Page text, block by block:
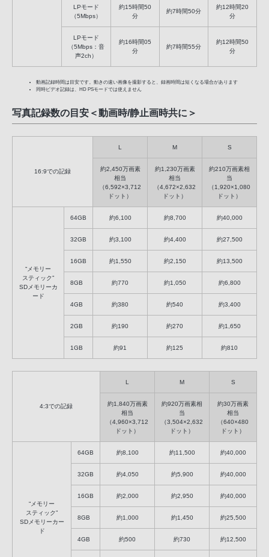
LPモード
（5Mbps）
約15時間50
分
約7時間50分
約12時間20
分
LPモード
（5Mbps：音
声2ch）
約16時間05
分
約7時間55分
約12時間50
分
動画記録時間は目安です。動きの速い画像を撮影すると、録画時間は短くなる場合があります
同時ビデオ記録は、HD PSモードでは使えません
写真記録数の目安＜動画時/静止画時共に＞
16:9での記録
L M S
約2,450万画素
相当
（6,592×3,712
ドット）
約1,230万画素
相当
（4,672×2,632
ドット）
約210万画素相
当
（1,920×1,080
ドット）
“メモリー
スティック”
SDメモリーカ
ード
64GB 約6,100 約8,700 約40,000
32GB 約3,100 約4,400 約27,500
16GB 約1,550 約2,150 約13,500
8GB 約770 約1,050 約6,800
4GB 約380 約540 約3,400
2GB 約190 約270 約1,650
1GB 約91 約125 約810
4:3での記録
L M S
約1,840万画素
相当
（4,960×3,712
ドット）
約920万画素相
当
（3,504×2,632
ドット）
約30万画素
相当
（640×480
ドット）
“メモリー
スティック”
SDメモリーカー
ド
64GB 約8,100 約11,500 約40,000
32GB 約4,050 約5,900 約40,000
16GB 約2,000 約2,950 約40,000
8GB 約1,000 約1,450 約25,500
4GB 約500 約730 約12,500